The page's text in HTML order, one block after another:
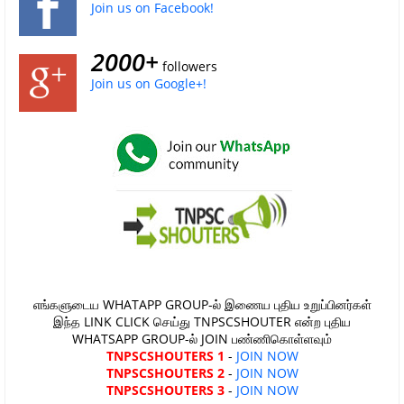
Join us on Facebook!
2000+ followers
Join us on Google+!
எங்களுடைய WHATAPP GROUP-ல் இணைய புதிய உறுப்பினர்கள்
இந்த LINK CLICK செய்து TNPSCSHOUTER என்ற புதிய
WHATSAPP GROUP-ல் JOIN பண்ணிகொள்ளவும்
TNPSCSHOUTERS 1 - JOIN NOW
TNPSCSHOUTERS 2- JOIN NOW
TNPSCSHOUTERS 3- JOIN NOW